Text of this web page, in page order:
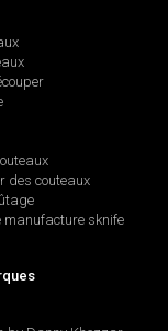
des couteaux
manufacture sknife